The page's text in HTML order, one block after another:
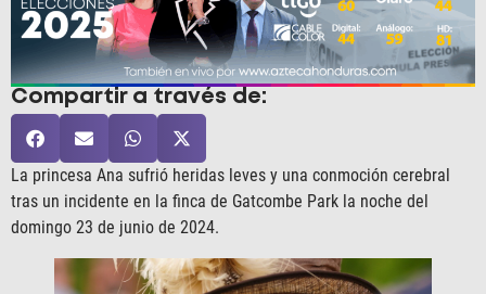
Compartir a través de:
La princesa Ana sufrió heridas leves y una conmoción cerebral
tras un incidente en la finca de Gatcombe Park la noche del
domingo 23 de junio de 2024.